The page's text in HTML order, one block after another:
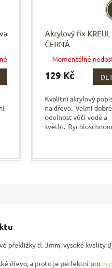
Akrylový fix
ČERNÁ
Momentálně
129 Kč
Kvalitní akrylový
na dřevo. Velmi
odolnost vůči vodě a
světlu.
překližky tl. 3mm, vysoké kvality
dřevo, a proto je perfektní pro